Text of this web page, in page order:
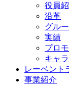
役員
沿革
グル
実績
プロ
キャ
レーベント
事業紹介